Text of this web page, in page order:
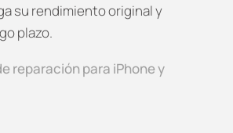
su rendimiento original y
plazo.
reparación para iPhone y